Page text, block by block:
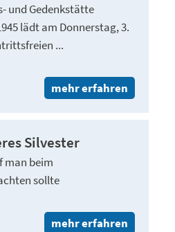
und Gedenkstätte
lädt am Donnerstag, 3.
...
mehr erfahren
Silvester
man beim
sollte
mehr erfahren